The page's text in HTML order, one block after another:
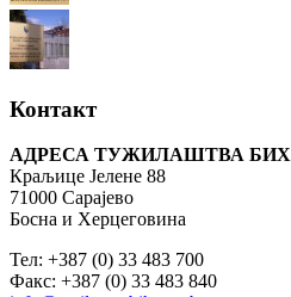
Контакт
АДРЕСА ТУЖИЛАШТВА БИХ
Краљице Јелене 88
71000 Сарајево
Босна и Херцеговина
Тел: +387 (0) 33 483 700
Факс: +387 (0) 33 483 840